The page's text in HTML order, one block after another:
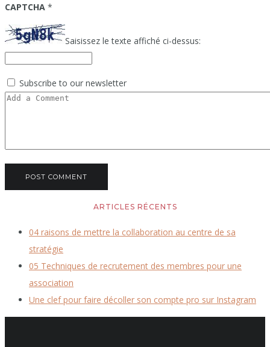
CAPTCHA *
Saisissez le texte affiché ci-dessus:
Subscribe to our newsletter
ARTICLES RÉCENTS
04 raisons de mettre la collaboration au centre de sa
stratégie
05 Techniques de recrutement des membres pour une
association
Une clef pour faire décoller son compte pro sur Instagram